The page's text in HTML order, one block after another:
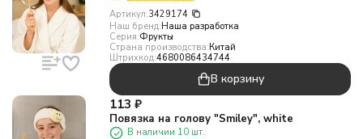
Артикул:3429174
Наш бренд:Наша разработка
Серия:Фрукты
Страна производства:Китай
Штрихкод:4680086434744
В корзину
113 ₽
Повязка на голову "Smiley", white
В наличии 10 шт.